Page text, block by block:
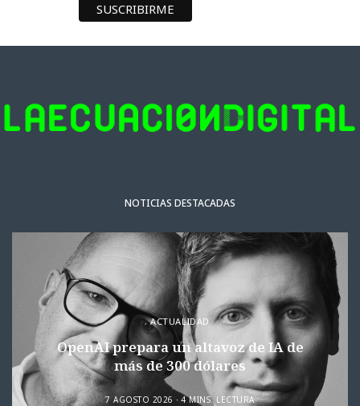
NOTICIAS DESTACADAS
ACTUALIDAD
OpenAI prepara un altavoz de IA de
más de 300 dólares
7 AGOSTO 2026 4 MINS. LECTURA